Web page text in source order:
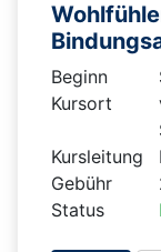
Beginn
Kursort
Kursleitung
Gebühr
Status